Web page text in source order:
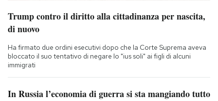
Trump contro il diritto alla cittadinanza per nascita,
di nuovo
Ha firmato due ordini esecutivi dopo che la Corte Suprema aveva
bloccato il suo tentativo di negare lo "ius soli" ai figli di alcuni
immigrati
In Russia l’economia di guerra si sta mangiando tutto